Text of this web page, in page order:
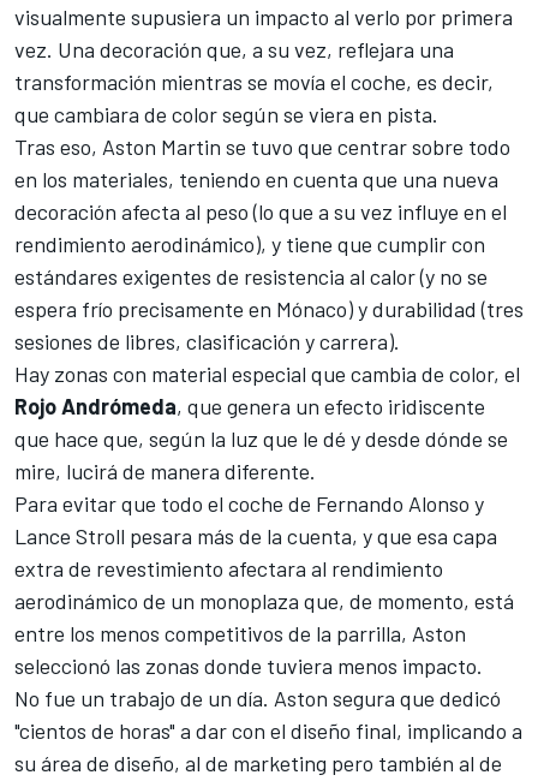
visualmente supusiera un impacto al verlo por primera
vez. Una decoración que, a su vez, reflejara una
transformación mientras se movía el coche, es decir,
que cambiara de color según se viera en pista.
Tras eso, Aston Martin se tuvo que centrar sobre todo
en los materiales, teniendo en cuenta que una nueva
decoración afecta al peso (lo que a su vez influye en el
rendimiento aerodinámico), y tiene que cumplir con
estándares exigentes de resistencia al calor (y no se
espera frío precisamente en Mónaco) y durabilidad (tres
sesiones de libres, clasificación y carrera).
Hay zonas con material especial que cambia de color, el
Rojo Andrómeda, que genera un efecto iridiscente
que hace que, según la luz que le dé y desde dónde se
mire, lucirá de manera diferente.
Para evitar que todo el coche de Fernando Alonso y
Lance Stroll pesara más de la cuenta, y que esa capa
extra de revestimiento afectara al rendimiento
aerodinámico de un monoplaza que, de momento, está
entre los menos competitivos de la parrilla, Aston
seleccionó las zonas donde tuviera menos impacto.
No fue un trabajo de un día. Aston segura que dedicó
"cientos de horas" a dar con el diseño final, implicando a
su área de diseño, al de marketing pero también al de